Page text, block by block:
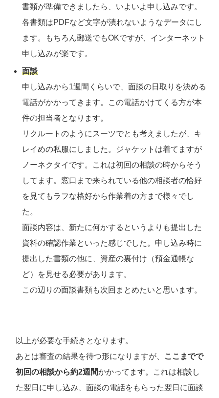
書類が準備できましたら、いよいよ申し込みです。
各書類はPDFなど文字が潰れないようなデータにし
ます。もちろん郵送でもOKですが、インターネット
申し込みが楽です。
面談
申し込みから1週間くらいで、面談の日取りを決める
電話がかかってきます。この電話かけてくる方が本
件の担当者となります。
リクルートのようにスーツでとも考えましたが、キ
レイめの私服にしました。ジャケットは着てますが
ノーネクタイです。これは初回の相談の時からそう
してます。窓口まで来られている他の相談者の恰好
を見てもラフな格好から作業着の方まで様々でし
た。
面談内容は、新たに何かするというよりも提出した
資料の確認作業といった感じでした。申し込み時に
提出した書類の他に、資産の裏付け（預金通帳な
ど）を見せる必要があります。
この辺りの面談書類も次回まとめたいと思います。
以上が必要な手続きとなります。
あとは審査の結果を待つ形になりますが、
ここまでで
初回の相談から約2週間かかってます。これは相談し
た翌日に申し込み、面談の電話をもらった翌日に面談